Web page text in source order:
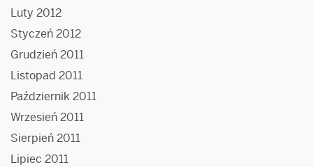
Luty 2012
Styczeń 2012
Grudzień 2011
Listopad 2011
Październik 2011
Wrzesień 2011
Sierpień 2011
Lipiec 2011